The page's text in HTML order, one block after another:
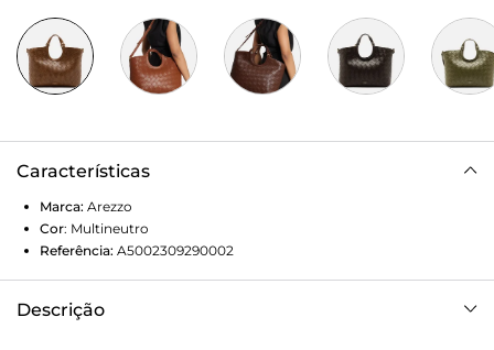
Características
Marca: Arezzo
Cor: Multineutro
Referência: A5002309290002
Descrição